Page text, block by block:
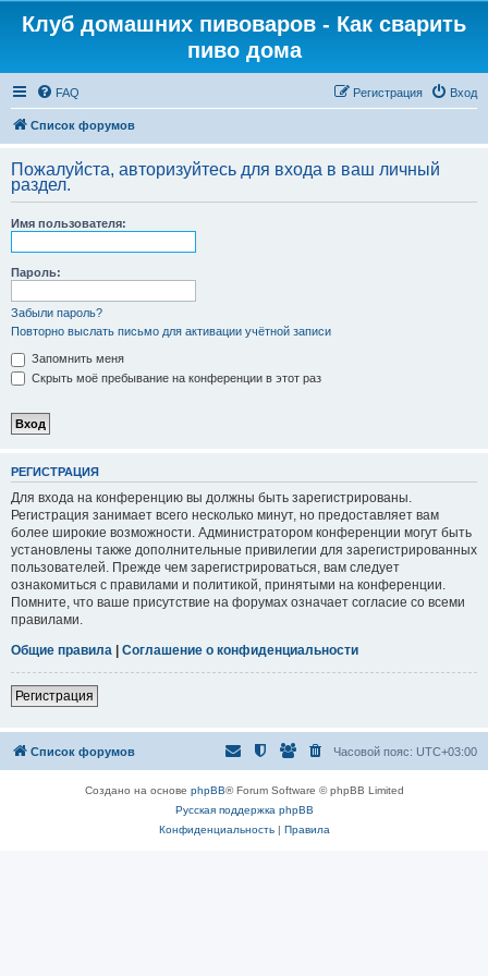
Клуб домашних пивоваров - Как cварить
пиво дома
FAQ Вход
Регистрация
Список форумов
Пожалуйста, авторизуйтесь для входа в ваш личный
раздел.
Имя пользователя:
Пароль:
Забыли пароль?
Повторно выслать письмо для активации учётной записи
Запомнить меня
Скрыть моё пребывание на конференции в этот раз
РЕГИСТРАЦИЯ
Для входа на конференцию вы должны быть зарегистрированы.
Регистрация занимает всего несколько минут, но предоставляет вам
более широкие возможности. Администратором конференции могут быть
установлены также дополнительные привилегии для зарегистрированных
пользователей. Прежде чем зарегистрироваться, вам следует
ознакомиться с правилами и политикой, принятыми на конференции.
Помните, что ваше присутствие на форумах означает согласие со всеми
правилами.
Общие правила | Соглашение о конфиденциальности
Регистрация
Список форумов Часовой пояс: UTC+03:00
Создано на основе phpBB® Forum Software © phpBB Limited
Русская поддержка phpBB
Конфиденциальность| Правила